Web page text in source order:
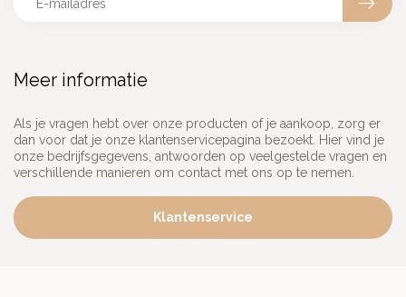
Meer informatie
Als je vragen hebt over onze producten of je aankoop, zorg er
dan voor dat je onze klantenservicepagina bezoekt. Hier vind je
onze bedrijfsgegevens, antwoorden op veelgestelde vragen en
verschillende manieren om contact met ons op te nemen.
Klantenservice